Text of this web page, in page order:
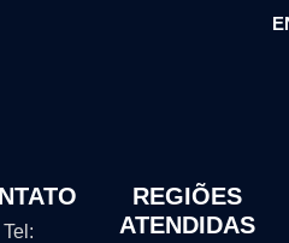
Tel:
REGIÕES
ATENDIDAS